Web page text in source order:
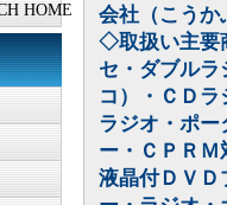
HOME
会社（こうか
◇取扱い主要
セ・ダブル
コ）・ＣＤ
ラジオ・ポ
ー・ＣＰＲ
液晶付ＤＶＤ